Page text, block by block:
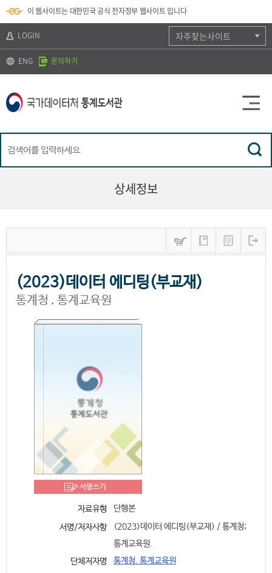
바
로
기
가
기
k
t
)
바
로
기
보
바
가
기
이 웹사이트는 대한민국 공식 전자정부 웹사이트 입니다
LOGIN
ENG 문의하기
자주찾는사이트
상세정보
(2023)데이터 에디팅(부교재)
통계청 . 통계교육원
서평쓰기
자료유형
단행본
서명/저자사항
(2023)데이터 에디팅(부교재) / 통계청;
통계교육원.
단체저자명
통계청. 통계교육원